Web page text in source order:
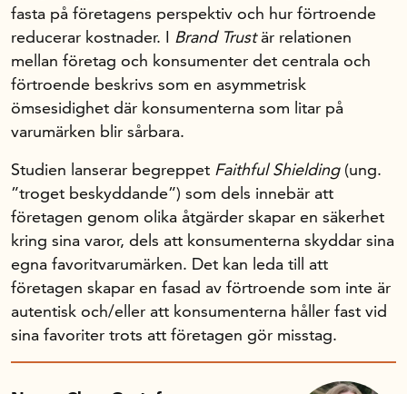
Handelsrådet Play
Om oss
Handelsfakta.se
In English
fasta på företagens perspektiv och hur förtroende
reducerar kostnader. I Brand Trustär relationen
mellan företag och konsumenter det centrala och
förtroende beskrivs som en asymmetrisk
ömsesidighet där konsumenterna som litar på
varumärken blir sårbara.
Studien lanserar begreppet Faithful Shielding(ung.
”troget beskyddande”) som dels innebär att
företagen genom olika åtgärder skapar en säkerhet
kring sina varor, dels att konsumenterna skyddar sina
egna favoritvarumärken. Det kan leda till att
företagen skapar en fasad av förtroende som inte är
autentisk och/eller att konsumenterna håller fast vid
sina favoriter trots att företagen gör misstag.